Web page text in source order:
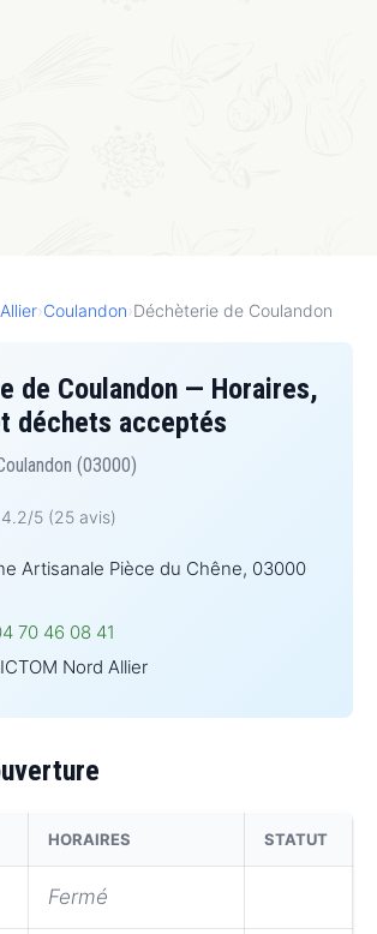
Allier›Coulandon›Déchèterie de Coulandon
de Coulandon — Horaires,
déchets acceptés
(03000)
4.2/5 (25 avis)
Artisanale Pièce du Chêne, 03000
70 46 08 41
Nord Allier
HORAIRES STATUT
Fermé